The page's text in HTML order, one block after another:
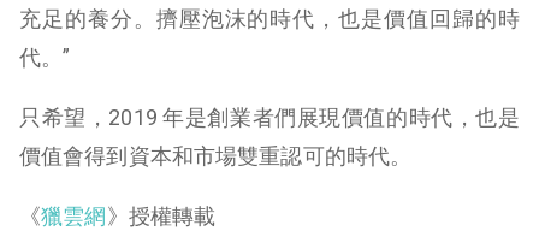
充足的養分。擠壓泡沫的時代，也是價值回歸的時
代。”
只希望，2019 年是創業者們展現價值的時代，也是
價值會得到資本和市場雙重認可的時代。
《獵雲網》授權轉載